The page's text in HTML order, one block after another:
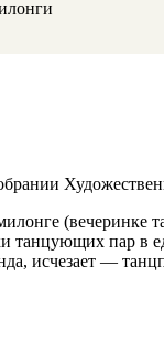
(вечеринке
танцующих пар в
исчезает —